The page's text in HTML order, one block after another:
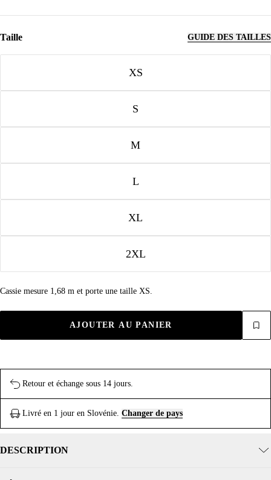
Taille GUIDE DES TAILLES
XS
S
M
L
XL
2XL
Cassie mesure 1,68 m et porte une taille XS.
AJOUTER AU PANIER
Retour et échange sous 14 jours.
Livré en 1 jour en Slovénie. Changer de pays
DESCRIPTION